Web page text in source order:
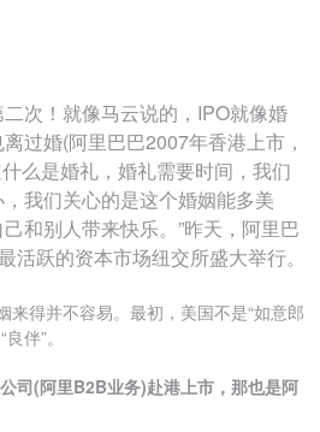
次！就像马云说的，IPO就像婚
过婚(阿里巴巴2007年香港上市，
么是婚礼，婚礼需要时间，我们
我们关心的是这个婚姻能多美
和别人带来快乐。”昨天，阿里巴
活跃的资本市场纽交所盛大举行。
来得并不容易。最初，美国不是“如意郎
伴”。
司(阿里B2B业务)赴港上市，那也是阿